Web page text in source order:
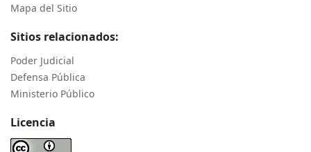
Mapa del Sitio
Sitios relacionados:
Poder Judicial
Defensa Pública
Ministerio Público
Licencia